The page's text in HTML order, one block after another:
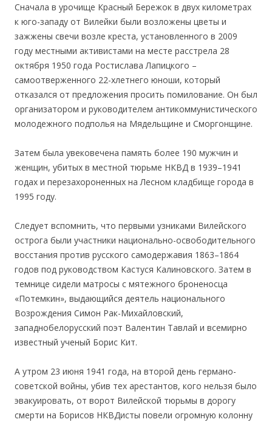
Сначала в урочище Красный Бережок в двух километрах
к юго-западу от Вилейки были возложены цветы и
зажжены свечи возле креста, установленного в 2009
году местными активистами на месте расстрела 28
октября 1950 года Ростислава Лапицкого –
самоотверженного 22-хлетнего юноши, который
отказался от предложения просить помилование. Он был
организатором и руководителем антикоммунистического
молодежного подполья на Мядельщине и Сморгонщине.
Затем была увековечена память более 190 мужчин и
женщин, убитых в местной тюрьме НКВД в 1939–1941
годах и перезахороненных на Лесном кладбище города в
1995 году.
Следует вспомнить, что первыми узниками Вилейского
острога были участники национально-освободительного
восстания против русского самодержавия 1863–1864
годов под руководством Кастуся Калиновского. Затем в
темнице сидели матросы с мятежного броненосца
«Потемкин», выдающийся деятель национального
Возрождения Симон Рак-Михайловский,
западнобелорусский поэт Валентин Тавлай и всемирно
известный ученый Борис Кит.
А утром 23 июня 1941 года, на второй день германо-
советской войны, убив тех арестантов, кого нельзя было
эвакуировать, от ворот Вилейской тюрьмы в дорогу
смерти на Борисов НКВДисты повели огромную колонну